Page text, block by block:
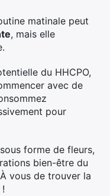
matinale peut
, mais elle
du HHCPO,
avec de
pour
forme de fleurs,
bien-être du
vous de trouver la